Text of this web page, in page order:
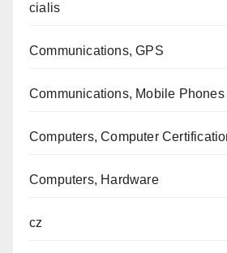
cialis
Communications, GPS
Communications, Mobile Phones
Computers, Computer
Computers, Hardware
cz